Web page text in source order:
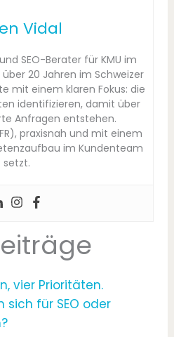
Vidal
SEO-Berater für KMU im
20 Jahren im Schweizer
mit einem klaren Fokus: die
identifizieren, damit über
Anfragen entstehen.
praxisnah und mit einem
im Kundenteam
setzt.